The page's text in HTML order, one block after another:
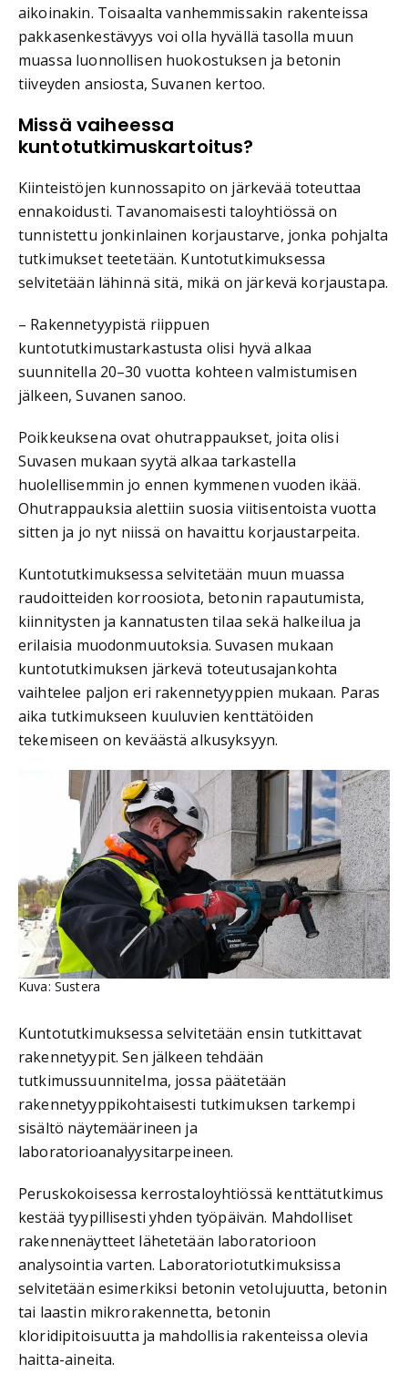
aikoinakin. Toisaalta vanhemmissakin rakenteissa
pakkasenkestävyys voi olla hyvällä tasolla muun
muassa luonnollisen huokostuksen ja betonin
tiiveyden ansiosta, Suvanen kertoo.
Missä vaiheessa
kuntotutkimuskartoitus?
Kiinteistöjen kunnossapito on järkevää toteuttaa
ennakoidusti. Tavanomaisesti taloyhtiössä on
tunnistettu jonkinlainen korjaustarve, jonka pohjalta
tutkimukset teetetään. Kuntotutkimuksessa
selvitetään lähinnä sitä, mikä on järkevä korjaustapa.
– Rakennetyypistä riippuen
kuntotutkimustarkastusta olisi hyvä alkaa
suunnitella 20–30 vuotta kohteen valmistumisen
jälkeen, Suvanen sanoo.
Poikkeuksena ovat ohutrappaukset, joita olisi
Suvasen mukaan syytä alkaa tarkastella
huolellisemmin jo ennen kymmenen vuoden ikää.
Ohutrappauksia alettiin suosia viitisentoista vuotta
sitten ja jo nyt niissä on havaittu korjaustarpeita.
Kuntotutkimuksessa selvitetään muun muassa
raudoitteiden korroosiota, betonin rapautumista,
kiinnitysten ja kannatusten tilaa sekä halkeilua ja
erilaisia muodonmuutoksia. Suvasen mukaan
kuntotutkimuksen järkevä toteutusajankohta
vaihtelee paljon eri rakennetyyppien mukaan. Paras
aika tutkimukseen kuuluvien kenttätöiden
tekemiseen on keväästä alkusyksyyn.
Kuva: Sustera
Kuntotutkimuksessa selvitetään ensin tutkittavat
rakennetyypit. Sen jälkeen tehdään
tutkimussuunnitelma, jossa päätetään
rakennetyyppikohtaisesti tutkimuksen tarkempi
sisältö näytemäärineen ja
laboratorioanalyysitarpeineen.
Peruskokoisessa kerrostaloyhtiössä kenttätutkimus
kestää tyypillisesti yhden työpäivän. Mahdolliset
rakennenäytteet lähetetään laboratorioon
analysointia varten. Laboratoriotutkimuksissa
selvitetään esimerkiksi betonin vetolujuutta, betonin
tai laastin mikrorakennetta, betonin
kloridipitoisuutta ja mahdollisia rakenteissa olevia
haitta-aineita.